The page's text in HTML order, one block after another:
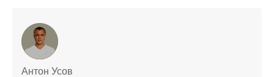
"удачный" прогноз клева, разочарован
Сегодняшний прогноз клева позволил мне
успешно поймать крупную щуку.
Антон Усов